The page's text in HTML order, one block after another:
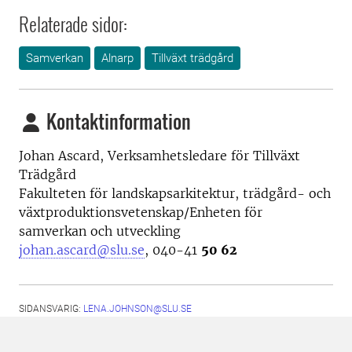
Relaterade sidor:
Samverkan Alnarp Tillväxt trädgård
Kontaktinformation
Johan Ascard, Verksamhetsledare för Tillväxt
Trädgård
Fakulteten för landskapsarkitektur, trädgård- och
växtproduktionsvetenskap/Enheten för
samverkan och utveckling
johan.ascard@slu.se, 040-41 50 62
SIDANSVARIG: LENA.JOHNSON@SLU.SE